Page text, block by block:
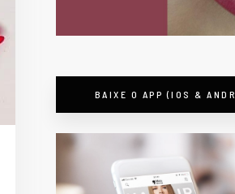
BAIXE O APP (IOS &